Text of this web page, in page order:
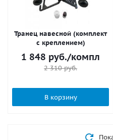
Транец навесной (комплект
с креплением)
1 848 руб./компл
2 310руб.
В корзину